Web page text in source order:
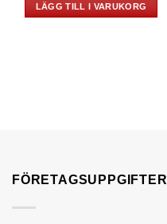
LÄGG TILL I VARUKORG
FÖRETAGSUPPGIFTER